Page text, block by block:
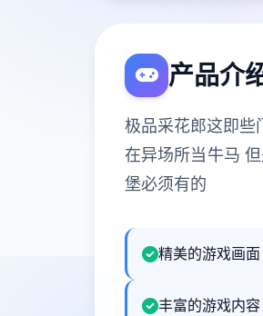
产品介
极品采花郎这即
在异场所当牛马
堡必须有的
精美的游戏画面
丰富的游戏内容